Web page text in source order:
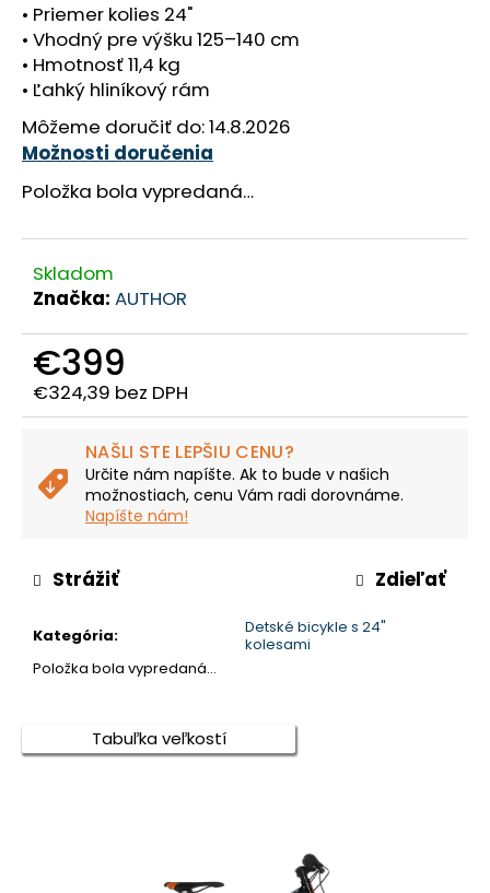
• Priemer kolies 24"
• Vhodný pre výšku 125–140 cm
• Hmotnosť 11,4 kg
• Ľahký hliníkový rám
Môžeme doručiť do:14.8.2026
Možnosti doručenia
Položka bola vypredaná…
Skladom
Značka: AUTHOR
€399
€324,39 bez DPH
Jednotková
NAŠLI STE LEPŠIU CENU?
Určite nám napíšte. Ak to bude v našich
možnostiach, cenu Vám radi dorovnáme.
Napíšte nám!
Kategória:
Detské bicykle s 24"
kolesami
Položka bola vypredaná…
Strážiť Zdieľať
Tabuľka veľkostí